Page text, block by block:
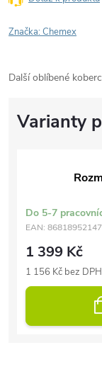
Značka:Chemex
Další oblíbené
Do 5-7
EAN:
1 399 Kč
1 156 Kč bez DPH